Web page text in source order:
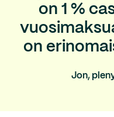
on 1 %
on
Jon,